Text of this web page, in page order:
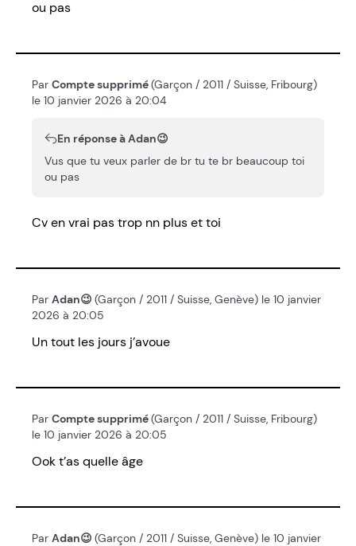
ou pas
Par Compte supprimé(Garçon / 2011 / Suisse, Fribourg)
le 10 janvier 2026 à 20:04
En réponse à Adan😉
Vus que tu veux parler de br tu te br beaucoup toi
ou pas
Cv en vrai pas trop nn plus et toi
Par Adan😉 (Garçon / 2011 / Suisse, Genève) le 10 janvier
2026 à 20:05
Un tout les jours j’avoue
Par Compte supprimé(Garçon / 2011 / Suisse, Fribourg)
le 10 janvier 2026 à 20:05
Ook t’as quelle âge
Par Adan😉 (Garçon / 2011 / Suisse, Genève) le 10 janvier